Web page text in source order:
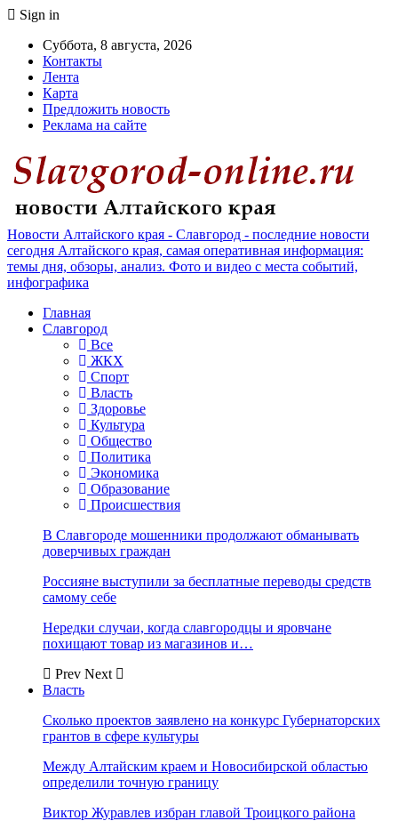
Sign in
Суббота, 8 августа, 2026
Контакты
Лента
Карта
Предложить новость
Реклама на сайте
Новости Алтайского края - Славгород - последние новости
сегодня Алтайского края, самая оперативная информация:
темы дня, обзоры, анализ. Фото и видео с места событий,
инфографика
Главная
Славгород
Все
ЖКХ
Спорт
Власть
Здоровье
Культура
Общество
Политика
Экономика
Образование
Происшествия
В Славгороде мошенники продолжают обманывать
доверчивых граждан
Россияне выступили за бесплатные переводы средств
самому себе
Нередки случаи, когда славгородцы и яровчане
похищают товар из магазинов и…
Prev Next
Власть
Сколько проектов заявлено на конкурс Губернаторских
грантов в сфере культуры
Между Алтайским краем и Новосибирской областью
определили точную границу
Виктор Журавлев избран главой Троицкого района